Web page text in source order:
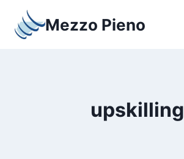
contenuto
Mezzo Pieno
upskilling